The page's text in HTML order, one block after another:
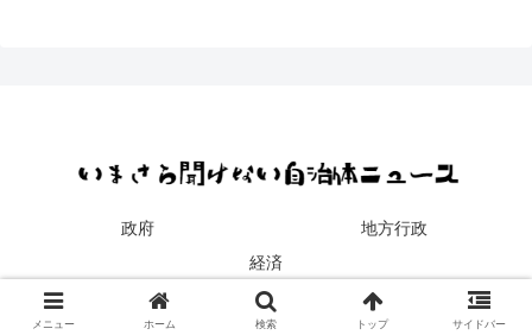
政府
地方行政
経済
© 2025 いまさら聞けない自治体ニュース.
メニュー ホーム 検索 トップ サイドバー